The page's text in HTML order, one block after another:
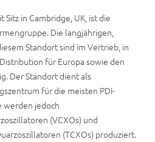
Sitz in Cambridge, UK, ist die
Die langjährigen,
Standort sind im Vertrieb, in
für Europa sowie den
Der Standort dient als
für die meisten PDI-
werden jedoch
(VCXOs) und
(TCXOs) produziert.